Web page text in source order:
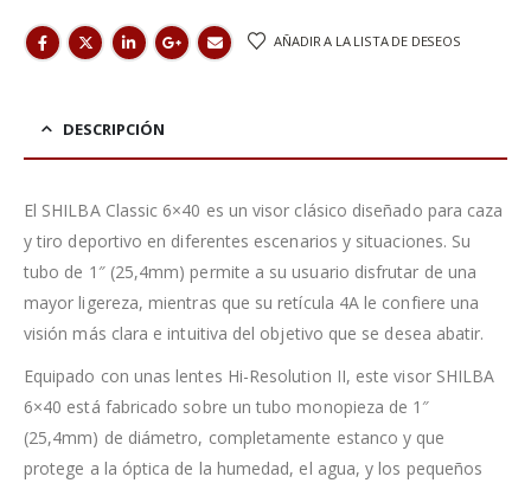
AÑADIR A LA LISTA DE DESEOS
DESCRIPCIÓN
El SHILBA Classic 6×40 es un visor clásico diseñado para caza
y tiro deportivo en diferentes escenarios y situaciones. Su
tubo de 1″ (25,4mm) permite a su usuario disfrutar de una
mayor ligereza, mientras que su retícula 4A le confiere una
visión más clara e intuitiva del objetivo que se desea abatir.
Equipado con unas lentes Hi-Resolution II, este visor SHILBA
6×40 está fabricado sobre un tubo monopieza de 1″
(25,4mm) de diámetro, completamente estanco y que
protege a la óptica de la humedad, el agua, y los pequeños